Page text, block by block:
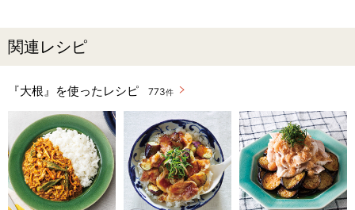
関連レシピ
『大根』を使ったレシピ 773件